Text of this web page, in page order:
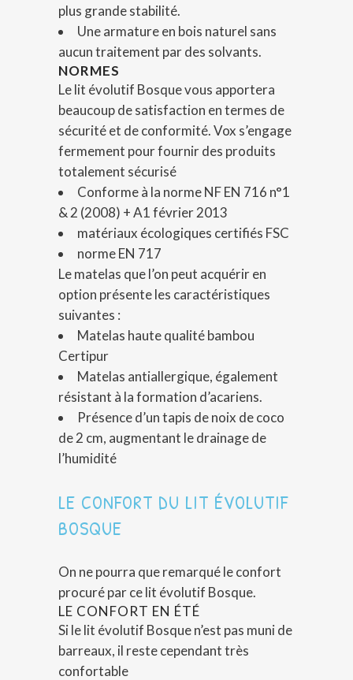
plus grande stabilité.
Une armature en bois naturel sans
aucun traitement par des solvants.
NORMES
Le lit évolutif Bosque vous apportera
beaucoup de satisfaction en termes de
sécurité et de conformité. Vox s’engage
fermement pour fournir des produits
totalement sécurisé
Conforme à la norme NF EN 716 n°1
& 2 (2008) + A1 février 2013
matériaux écologiques certifiés FSC
norme EN 717
Le matelas que l’on peut acquérir en
option présente les caractéristiques
suivantes :
Matelas haute qualité bambou
Certipur
Matelas antiallergique, également
résistant à la formation d’acariens.
Présence d’un tapis de noix de coco
de 2 cm, augmentant le drainage de
l’humidité
LE CONFORT DU LIT ÉVOLUTIF
BOSQUE
On ne pourra que remarqué le confort
procuré par ce lit évolutif Bosque.
LE CONFORT EN ÉTÉ
Si le lit évolutif Bosque n’est pas muni de
barreaux, il reste cependant très
confortable